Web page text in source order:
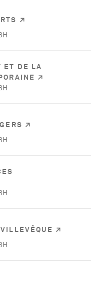
ET DE LA